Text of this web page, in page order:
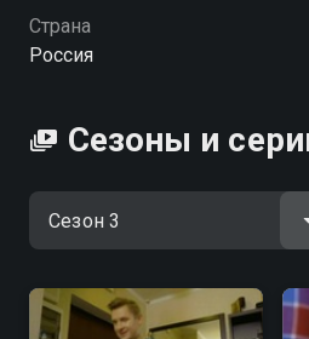
кулинарных книг и
конкурсов, известный
ресторанного уровня за пять
супермаркетах и делать
доступных ингредиентов для
Посмотреть онлайн 3 сезон
качестве на Смотрёшке
Страна
Россия
Сезоны и